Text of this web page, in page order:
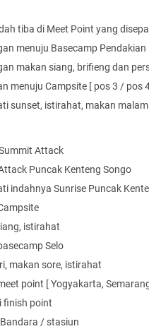
tiba di Meet Point yang
menuju Basecamp
makan siang, brifieng dan
menuju Campsite [ pos 3 / pos
sunset, istirahat, makan malam
Attack
Puncak Kenteng Songo
indahnya Sunrise Puncak
istirahat
Selo
makan sore, istirahat
point [ Yogyakarta,
finish point
/ stasiun